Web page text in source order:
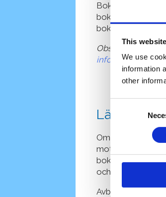
This
We use
information
other
Selection
Bokningen är
bokat. Vid
bokningstillfället)
Observera att
Om en deltagare
mot uppvisande
bokningen.
och inte om